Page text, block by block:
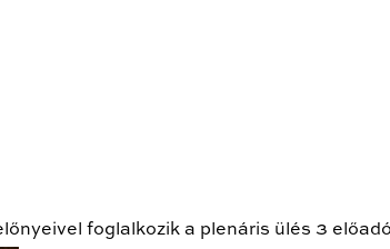
foglalkozik a plenáris ülés 3